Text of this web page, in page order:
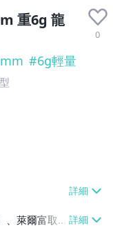
重6g 龍
0
#6g輕量
、萊爾富取